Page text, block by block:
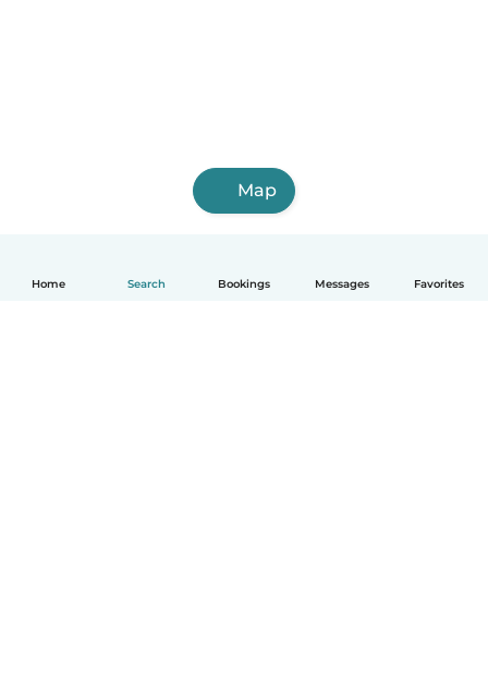
Home Search Bookings Messages Favorites
Map